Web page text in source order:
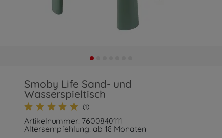
Smoby Life Sand- und
Wasserspieltisch
(1)
Artikelnummer: 7600840111
Altersempfehlung: ab 18 Monaten